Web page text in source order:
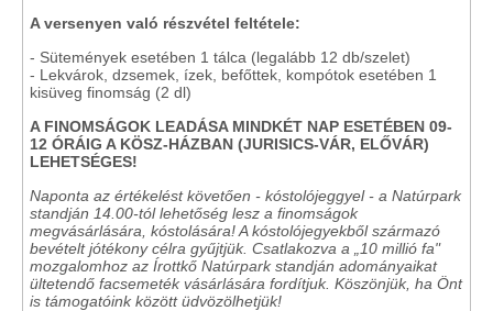
A versenyen való részvétel feltétele:
- Sütemények esetében 1 tálca (legalább 12 db/szelet)
- Lekvárok, dzsemek, ízek, befőttek, kompótok esetében 1
kisüveg finomság (2 dl)
A FINOMSÁGOK LEADÁSA MINDKÉT NAP ESETÉBEN 09-
12 ÓRÁIG A KÖSZ-HÁZBAN (JURISICS-VÁR, ELŐVÁR)
LEHETSÉGES!
Naponta az értékelést követően - kóstolójeggyel - a Natúrpark
standján 14.00-tól lehetőség lesz a finomságok
megvásárlására, kóstolására! A kóstolójegyekből származó
bevételt jótékony célra gyűjtjük. Csatlakozva a „10 millió fa"
mozgalomhoz az Írottkő Natúrpark standján adományaikat
ültetendő facsemeték vásárlására fordítjuk. Köszönjük, ha Önt
is támogatóink között üdvözölhetjük!